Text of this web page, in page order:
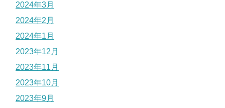
2024年3月
2024年2月
2024年1月
2023年12月
2023年11月
2023年10月
2023年9月